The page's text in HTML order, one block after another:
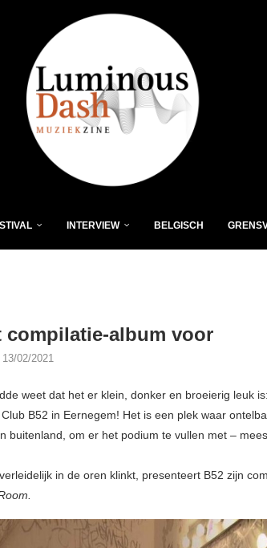
INTERVIEW BELGISCH
compilatie-album voor
13/02/2021
weet dat het er klein, donker en broeierig leuk
B52 in Eernegem! Het is een plek waar
buitenland, om er het podium te vullen met –
in de oren klinkt, presenteert B52 zijn